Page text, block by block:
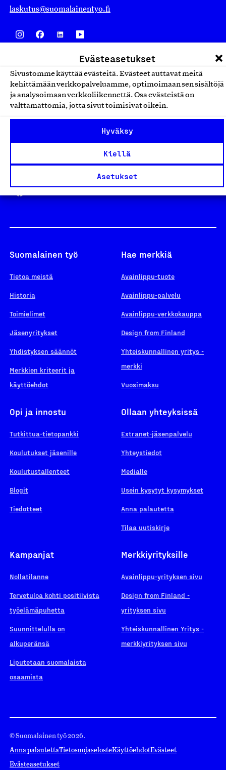
Evästeasetukset
Sivustomme käyttää evästeitä. Evästeet auttavat meitä
kehittämään verkkopalveluamme, optimoimaan sen sisältöjä
ja analysoimaan verkkoliikennettä. Osa evästeistä on
välttämättömiä, jotta sivut toimisivat oikein.
Hyväksy
Kiellä
Asetukset
laskutus@suomalainentyo.fi
Yhteiskunnallinen Yritys -merkki
Suomalainen työ
Tietoa meistä
Historia
Toimielimet
Jäsenyritykset
Yhdistyksen säännöt
Merkkien kriteerit ja
käyttöehdot
Hae merkkiä
Avainlippu-tuote
Avainlippu-palvelu
Avainlippu-verkkokauppa
Design from Finland
Yhteiskunnallinen yritys -
merkki
Vuosimaksu
Opi ja innostu
Tutkittua-tietopankki
Koulutukset jäsenille
Koulutustallenteet
Blogit
Tiedotteet
Ollaan yhteyksissä
Extranet-jäsenpalvelu
Yhteystiedot
Medialle
Usein kysytyt kysymykset
Anna palautetta
Tilaa uutiskirje
Kampanjat
Nollatilanne
Tervetuloa kohti positiivista
työelämäpuhetta
Suunnittelulla on
alkuperänsä
Liputetaan suomalaista
osaamista
Merkkiyrityksille
Avainlippu-yrityksen sivu
Design from Finland -
yrityksen sivu
Yhteiskunnallinen Yritys -
merkkiyrityksen sivu
© Suomalainen työ 2026.
Anna palautettaTietosuojaselosteKäyttöehdotEvästeet
Evästeasetukset